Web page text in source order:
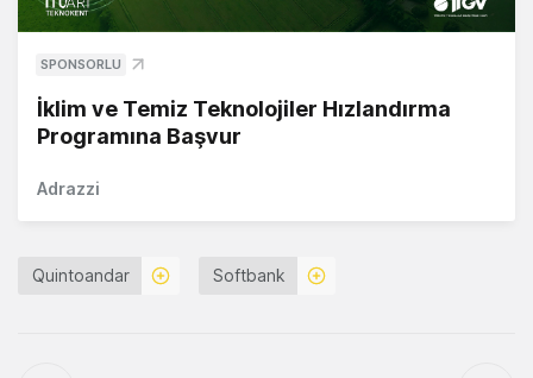
SPONSORLU
İklim ve Temiz Teknolojiler Hızlandırma
Programına Başvur
Adrazzi
Quintoandar Softbank